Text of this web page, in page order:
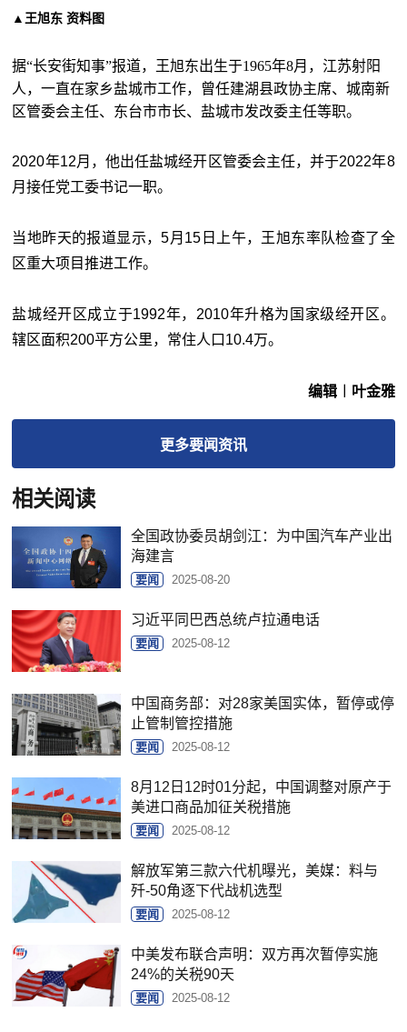
▲王旭东 资料图
据“长安街知事”报道，王旭东出生于1965年8月，江苏射阳
人，一直在家乡盐城市工作，曾任建湖县政协主席、城南新
区管委会主任、东台市市长、盐城市发改委主任等职。
2020年12月，他出任盐城经开区管委会主任，并于2022年8
月接任党工委书记一职。
当地昨天的报道显示，5月15日上午，王旭东率队检查了全
区重大项目推进工作。
盐城经开区成立于1992年，2010年升格为国家级经开区。
辖区面积200平方公里，常住人口10.4万。
编辑︱叶金雅
更多要闻资讯
相关阅读
全国政协委员胡剑江：为中国汽车产业出
海建言
要闻 2025-08-20
习近平同巴西总统卢拉通电话
要闻 2025-08-12
中国商务部：对28家美国实体，暂停或停
止管制管控措施
要闻 2025-08-12
8月12日12时01分起，中国调整对原产于
美进口商品加征关税措施
要闻 2025-08-12
解放军第三款六代机曝光，美媒：料与
歼-50角逐下代战机选型
要闻 2025-08-12
中美发布联合声明：双方再次暂停实施
24%的关税90天
要闻 2025-08-12